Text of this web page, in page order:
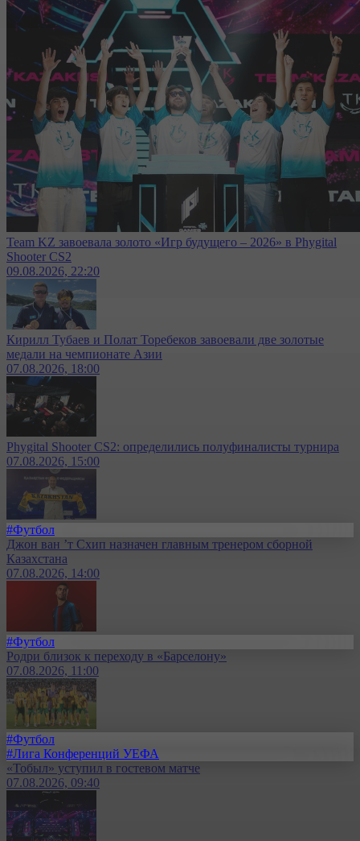
Team KZ завоевала золото «Игр будущего – 2026» в Phygital
Shooter CS2
09.08.2026, 22:20
Кирилл Тубаев и Полат Торебеков завоевали две золотые
медали на чемпионате Азии
07.08.2026, 18:00
Phygital Shooter CS2: определились полуфиналисты турнира
07.08.2026, 15:00
#Футбол
Джон ван ’т Схип назначен главным тренером сборной
Казахстана
07.08.2026, 14:00
#Футбол
Родри близок к переходу в «Барселону»
07.08.2026, 11:00
#Футбол
#Лига Конференций УЕФА
«Тобыл» уступил в гостевом матче
07.08.2026, 09:40